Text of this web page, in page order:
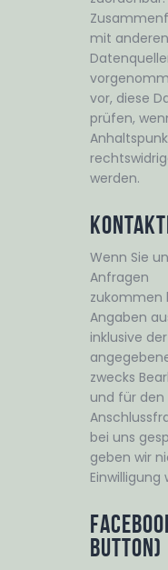
mit anderen
vor, diese
prüfen,
werden.
Wenn Sie
Anfragen
zukommen
Angaben
inklusive
zwecks
und für den
bei uns
geben wir
Einwilligung
Button)